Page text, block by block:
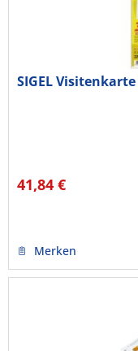
SIGEL
41,84 €
Merken